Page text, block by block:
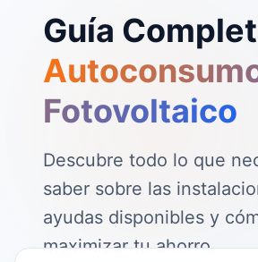
Guía
Fotovoltaico
Descubre todo lo que
saber sobre las
ayudas disponibles y
maximizar tu ahorro.